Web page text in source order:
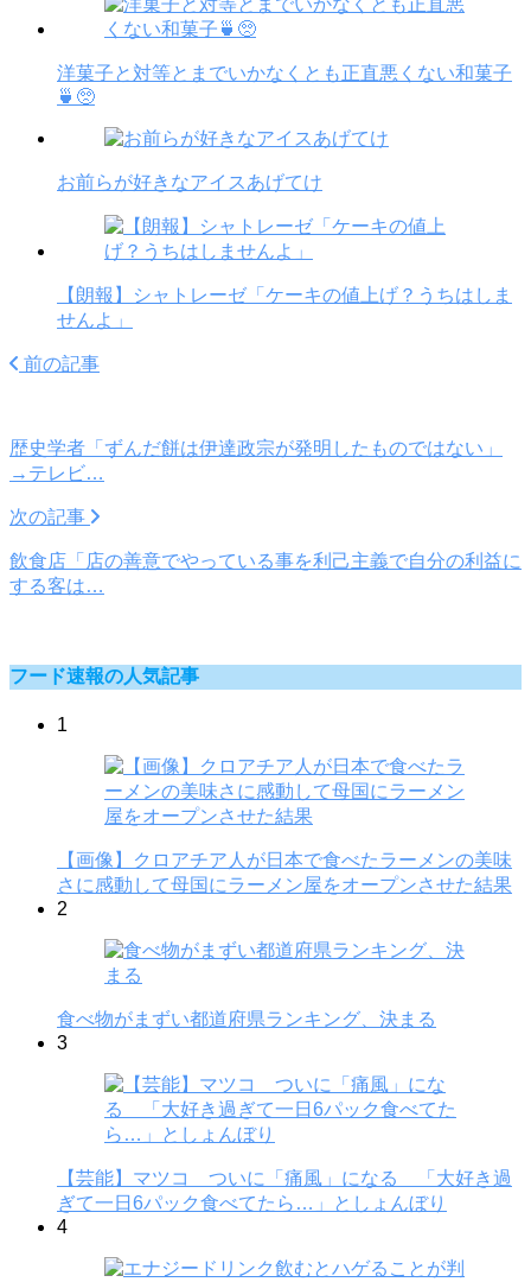
洋菓子と対等とまでいかなくとも正直悪くない和菓子
🍵🥺
お前らが好きなアイスあげてけ
【朗報】シャトレーゼ「ケーキの値上げ？うちはしま
せんよ」
前の記事
歴史学者「ずんだ餅は伊達政宗が発明したものではない」
→テレビ…
次の記事
飲食店「店の善意でやっている事を利己主義で自分の利益に
する客は…
フード速報の人気記事
1
【画像】クロアチア人が日本で食べたラーメンの美味
さに感動して母国にラーメン屋をオープンさせた結果
2
食べ物がまずい都道府県ランキング、決まる
3
【芸能】マツコ ついに「痛風」になる 「大好き過
ぎて一日6パック食べてたら…」としょんぼり
4